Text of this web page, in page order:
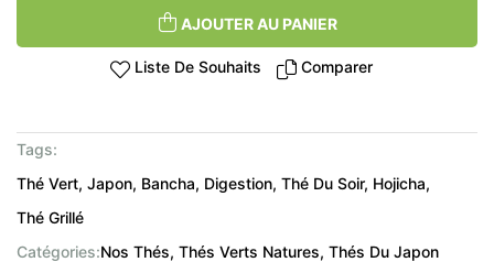
AJOUTER AU PANIER
Liste De Souhaits Comparer
Tags:
Thé Vert Japon Bancha Digestion Thé Du Soir Hojicha
Thé Grillé
Catégories:Nos Thés Thés Verts Natures Thés Du Japon